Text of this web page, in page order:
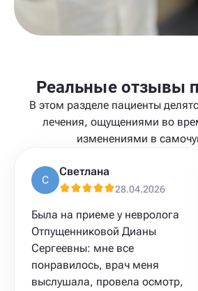
Реальные отзывы
В этом разделе пациенты
лечения, ощущениями во
изменениями в
С
Светлана
28.04.2026
Была на приеме у невролога
Отпущенниковой Дианы
Сергеевны: мне все
понравилось, врач меня
выслушала, провела осмотр,